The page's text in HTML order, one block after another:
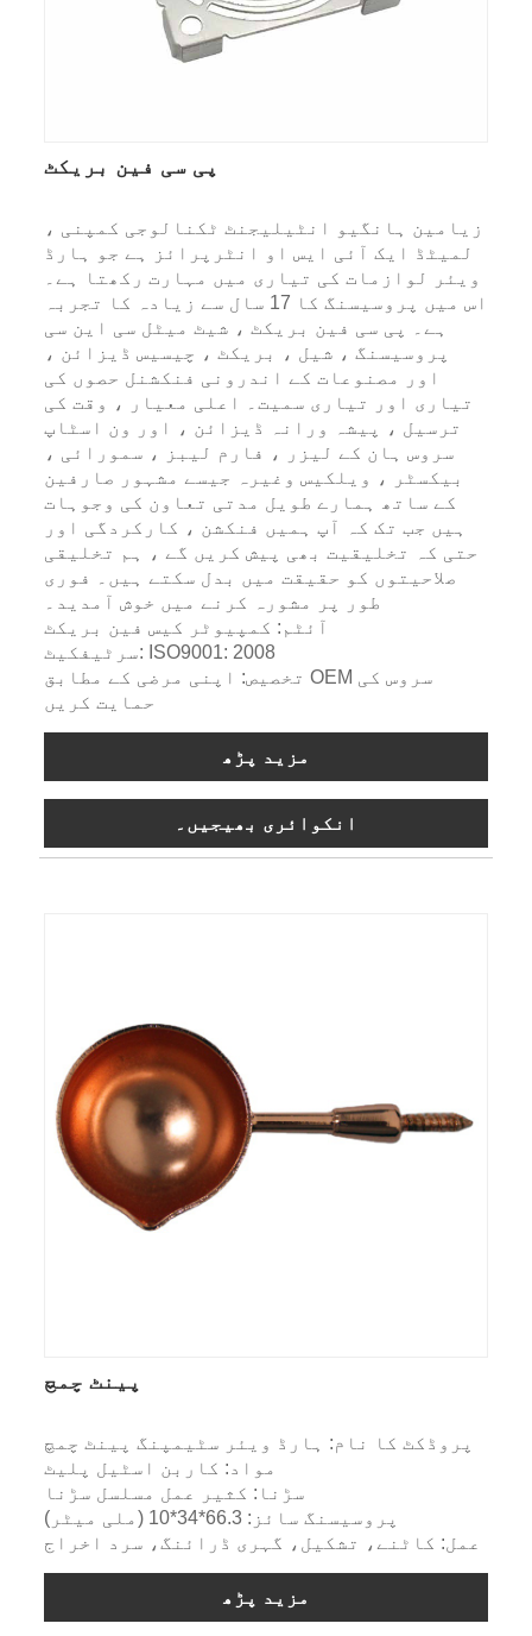
پی سی فین بریکٹ
زیامین ہانگیو انٹیلیجنٹ ٹکنالوجی کمپنی ،
لمیٹڈ ایک آئی ایس او انٹرپرائز ہے جو ہارڈ
ویئر لوازمات کی تیاری میں مہارت رکھتا ہے۔
اس میں پروسیسنگ کا 17 سال سے زیادہ کا تجربہ
ہے۔ پی سی فین بریکٹ ، شیٹ میٹل سی این سی
پروسیسنگ ، شیل ، بریکٹ ، چیسیس ڈیزائن ،
اور مصنوعات کے اندرونی فنکشنل حصوں کی
تیاری اور تیاری سمیت۔ اعلی معیار ، وقت کی
ترسیل ، پیشہ ورانہ ڈیزائن ، اور ون اسٹاپ
سروس ہان کے لیزر ، فارم لیبز ، سمورائی ،
بیکسٹر ، ویلکیس وغیرہ جیسے مشہور صارفین
کے ساتھ ہمارے طویل مدتی تعاون کی وجوہات
ہیں جب تک کہ آپ ہمیں فنکشن ، کارکردگی اور
حتی کہ تخلیقیت بھی پیش کریں گے ، ہم تخلیقی
صلاحیتوں کو حقیقت میں بدل سکتے ہیں۔ فوری
طور پر مشورہ کرنے میں خوش آمدید۔
آئٹم: کمپیوٹر کیس فین بریکٹ
سرٹیفکیٹ: ISO9001: 2008
تخصیص: اپنی مرضی کے مطابق OEM سروس کی
حمایت کریں
مزید پڑھ
انکوائری بھیجیں۔
پینٹ چمچ
پروڈکٹ کا نام: ہارڈ ویئر سٹیمپنگ پینٹ چمچ
مواد: کاربن اسٹیل پلیٹ
سڑنا: کثیر عمل مسلسل سڑنا
پروسیسنگ سائز: 66.3*34*10 (ملی میٹر)
عمل: کاٹنے، تشکیل، گہری ڈرائنگ، سرد اخراج
مزید پڑھ